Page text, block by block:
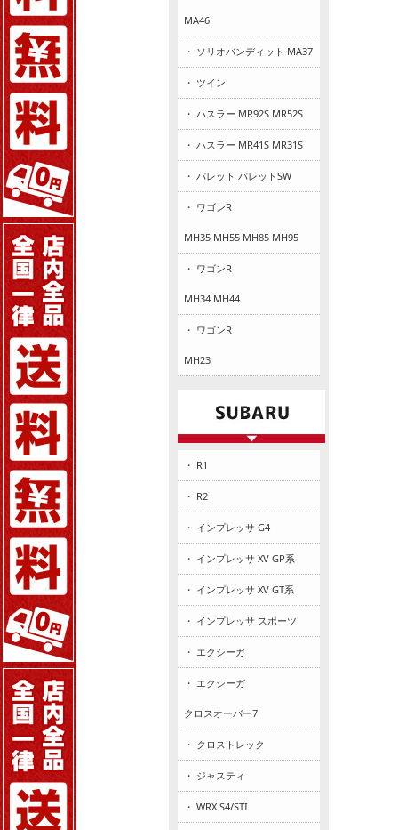
MA46
・ ソリオバンディット MA37
・ ツイン
・ ハスラー MR92S MR52S
・ ハスラー MR41S MR31S
・ パレット パレットSW
・ ワゴンR
MH35 MH55 MH85 MH95
・ ワゴンR
MH34 MH44
・ ワゴンR
MH23
・ R1
・ R2
・ インプレッサ G4
・ インプレッサ XV GP系
・ インプレッサ XV GT系
・ インプレッサ スポーツ
・ エクシーガ
・ エクシーガ
クロスオーバー7
・ クロストレック
・ ジャスティ
・ WRX S4/STI